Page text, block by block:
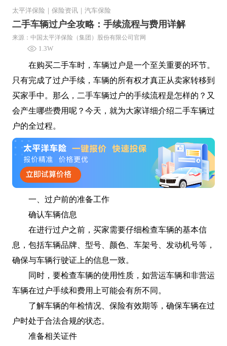
太平洋保险 保险资讯 汽车保险
二手车辆过户全攻略：手续流程与费用详解
来源：中国太平洋保险（集团）股份有限公司官网
1.3W
在购买二手车时，车辆过户是一个至关重要的环节。
只有完成了过户手续，车辆的所有权才真正从卖家转移到
买家手中。那么，二手车辆过户的手续流程是怎样的？又
会产生哪些费用呢？今天，就为大家详细介绍二手车辆过
户的全过程。
一、过户前的准备工作
确认车辆信息
在进行过户之前，买家需要仔细检查车辆的基本信
息，包括车辆品牌、型号、颜色、车架号、发动机号等，
确保与车辆行驶证上的信息一致。
同时，要检查车辆的使用性质，如营运车辆和非营运
车辆在过户手续和费用上可能会有所不同。
了解车辆的年检情况、保险有效期等，确保车辆在过
户时处于合法合规的状态。
准备相关证件